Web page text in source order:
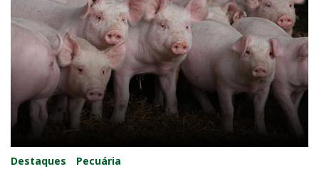
Destaques Pecuária